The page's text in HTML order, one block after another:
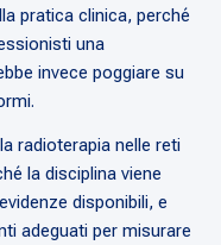
pratica clinica, perché
una
invece poggiare su
radioterapia nelle reti
la disciplina viene
disponibili, e
adeguati per misurare